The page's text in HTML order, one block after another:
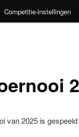
Competitie-instellingen
van 2025 is